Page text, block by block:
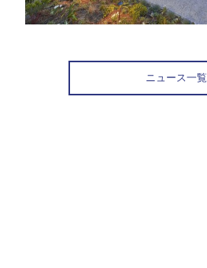
ニュース一覧